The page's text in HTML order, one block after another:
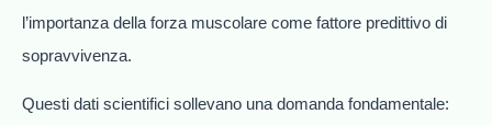
l’importanza della forza muscolare come fattore predittivo di
sopravvivenza.
Questi dati scientifici sollevano una domanda fondamentale: